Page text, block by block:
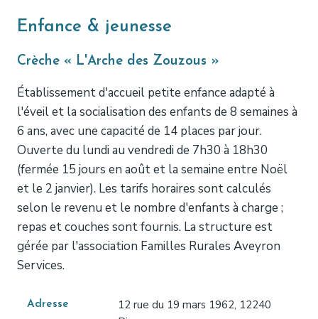
Enfance & jeunesse
Crèche « L'Arche des Zouzous »
Établissement d'accueil petite enfance adapté à
l'éveil et la socialisation des enfants de 8 semaines à
6 ans, avec une capacité de 14 places par jour.
Ouverte du lundi au vendredi de 7h30 à 18h30
(fermée 15 jours en août et la semaine entre Noël
et le 2 janvier). Les tarifs horaires sont calculés
selon le revenu et le nombre d'enfants à charge ;
repas et couches sont fournis. La structure est
gérée par l'association Familles Rurales Aveyron
Services.
Adresse
12 rue du 19 mars 1962, 12240